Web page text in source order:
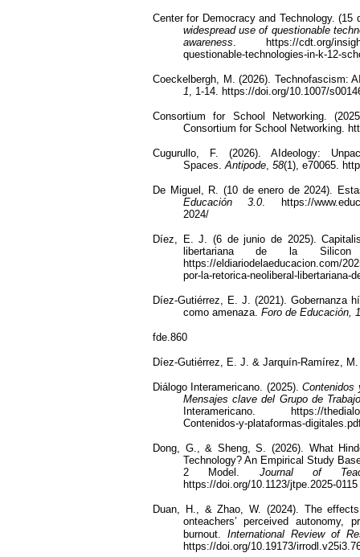
Center for Democracy and Technology. (15
widespread use of questionable
awareness . https://cdt.org/
questionable-technologies-in-k-12-
Coeckelbergh, M. (2026). Technofascism:
1 , 1-14. https://doi.org/10.1007/
Consortium for School Networking.
Consortium for School Networking.
Cugurullo, F. (2026). AIdeology:
Spaces. Antipode, 58(1), e70065.
De Miguel, R. (10 de enero de 2024).
Educación 3.0. https://
2024/
Díez, E. J. (6 de junio de 2025).
libertariana de la
https://eldiariodelaeducacion.com/
por-la-retorica-neoliberal-libertariana-
Díez-Gutiérrez, E. J. (2021). Gobernanza
como amenaza. Foro de Educación,
fde.860
Díez-Gutiérrez, E. J. & Jarquín-Ramírez,
Diálogo Interamericano. (2025).Contenidos
Mensajes clave del Grupo de
Interamericano. https://
Contenidos-y-plataformas-
Dong, G., & Sheng, S. (2026). What
Technology? An Empirical Study
2 Model. Journal of
https://doi.org/10.1123/jtpe.2025-0115
Duan, H., & Zhao, W. (2024). The
onteachers’ perceived autonomy,
burnout. International Review of
https://doi.org/10.19173/